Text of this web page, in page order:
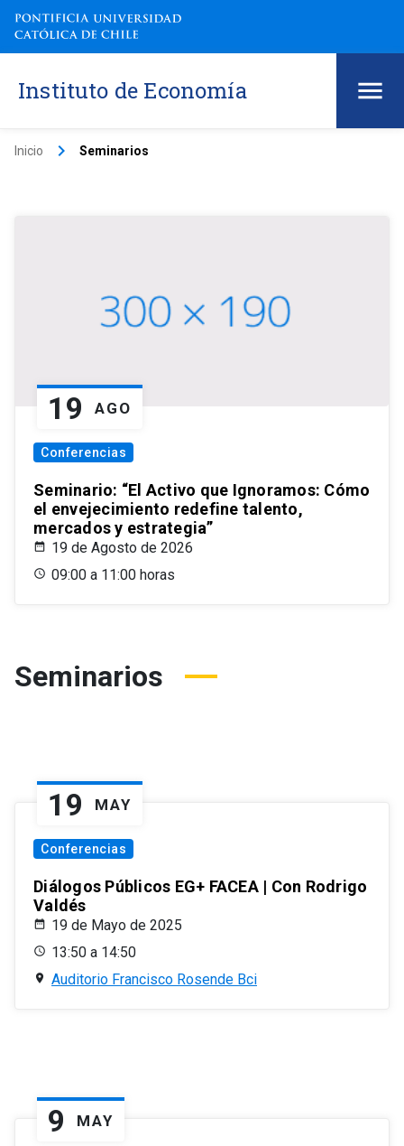
Instituto de Economía
Inicio keyboard_arrow_right Seminarios
19 AGO
Conferencias
Seminario: “El Activo que Ignoramos: Cómo
el envejecimiento redefine talento,
mercados y estrategia”
19 de Agosto de 2026
09:00 a 11:00 horas
Seminarios
19 MAY
Conferencias
Diálogos Públicos EG+ FACEA | Con Rodrigo
Valdés
19 de Mayo de 2025
13:50 a 14:50
Auditorio Francisco Rosende Bci
9 MAY